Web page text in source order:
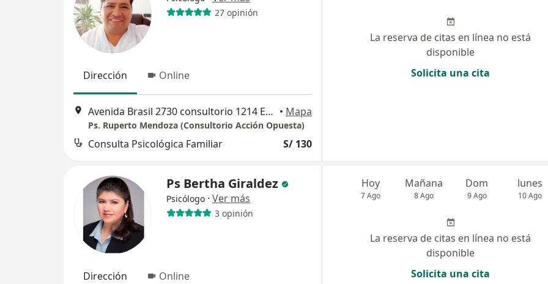
27 opinión
Dirección Online
Avenida Brasil 2730 consultorio 1214 Edificio Qualis, Pueblo Libre • Mapa
Ps. Ruperto Mendoza (Consultorio Acción Opuesta)
Consulta Psicológica Familiar S/ 130
La reserva de citas en línea no está
disponible
Solicita una cita
Ps Bertha Giraldez
Psicólogo · Ver más
3 opinión
Dirección Online
Hoy
7 Ago
Mañana
8 Ago
Dom
9 Ago
lunes
10 Ago
La reserva de citas en línea no está
disponible
Solicita una cita